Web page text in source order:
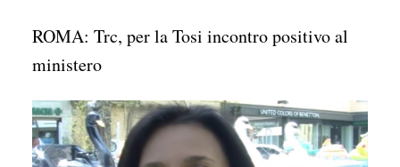
ROMA: Trc, per la Tosi incontro positivo al
ministero